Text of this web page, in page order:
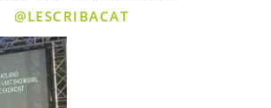
@LESCRIBACAT